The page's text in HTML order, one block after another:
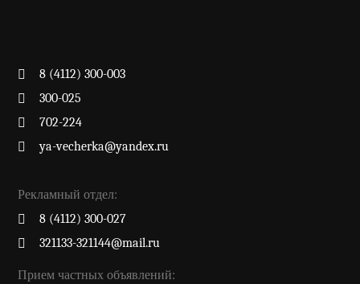
8 (4112) 300-003
300-025
702-224
ya-vecherka@yandex.ru
Рекламный отдел:
8 (4112) 300-027
321133-321144@mail.ru
Прием частных объявлений: